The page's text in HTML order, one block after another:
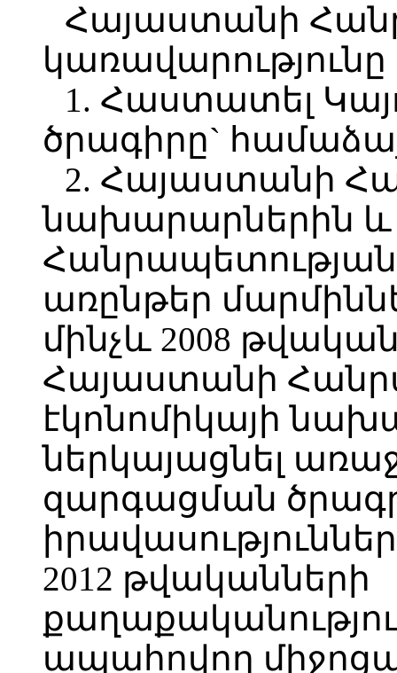
Հայաստանի
կառավարությունը
1. Հաստատել
ծրագիրը`
2. Հայաստանի
նախարարներին
առընթեր
մինչև 2008
Հայաստանի
էկոնոմիկայի
ներկայացնել
զարգացման
2012 թվականների
ապահովող